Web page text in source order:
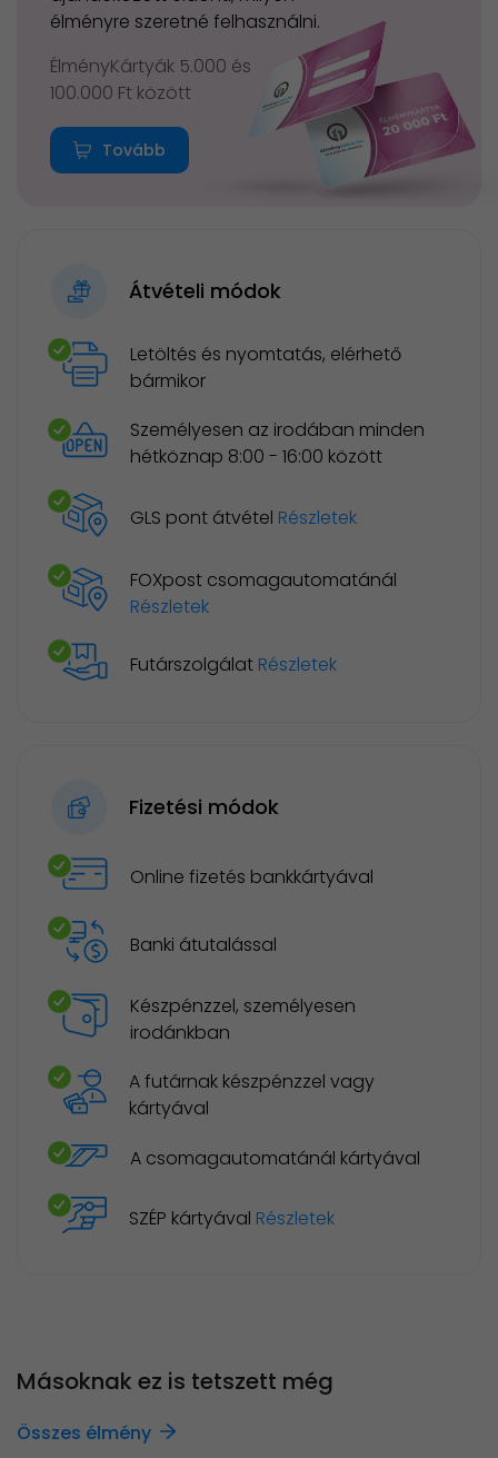
élményre szeretné felhasználni.
ÉlményKártyák 5.000 és
100.000 Ft között
Tovább
Átvételi módok
Letöltés és nyomtatás, elérhető
bármikor
Személyesen az irodában minden
hétköznap 8:00 - 16:00 között
GLS pont átvétel Részletek
FOXpost csomagautomatánál
Részletek
Futárszolgálat Részletek
Fizetési módok
Online fizetés bankkártyával
Banki átutalással
Készpénzzel, személyesen
irodánkban
A futárnak készpénzzel vagy
kártyával
A csomagautomatánál kártyával
SZÉP kártyával Részletek
Másoknak ez is tetszett még
Összes élmény